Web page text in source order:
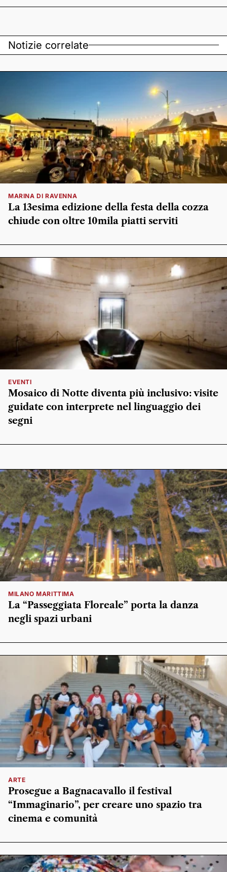
Notizie correlate
MARINA DI RAVENNA
La 13esima edizione della festa della cozza
chiude con oltre 10mila piatti serviti
EVENTI
Mosaico di Notte diventa più inclusivo: visite
guidate con interprete nel linguaggio dei
segni
MILANO MARITTIMA
La “Passeggiata Floreale” porta la danza
negli spazi urbani
ARTE
Prosegue a Bagnacavallo il festival
“Immaginario”, per creare uno spazio tra
cinema e comunità